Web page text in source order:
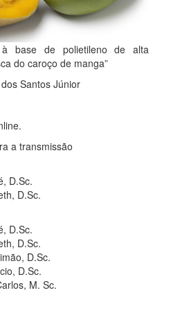
à base de polietileno de alta
do caroço de manga”
Santos Júnior
a transmissão
D.Sc.
D.Sc.
D.Sc.
D.Sc.
D.Sc.
D.Sc.
M. Sc.